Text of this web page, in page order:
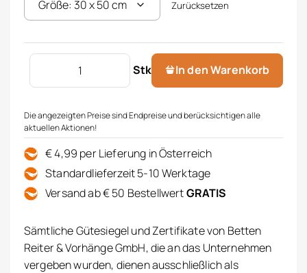
Zurücksetzen
Stk
HERKA Gästetuch Eleganza Menge
In den Warenkorb
Die angezeigten Preise sind Endpreise und berücksichtigen alle
aktuellen Aktionen!
€ 4,99 per Lieferung in Österreich
Standardlieferzeit 5-10 Werktage
Versand ab € 50 BestellwertGRATIS
Sämtliche Gütesiegel und Zertifikate von Betten
Reiter & Vorhänge GmbH, die an das Unternehmen
vergeben wurden, dienen ausschließlich als